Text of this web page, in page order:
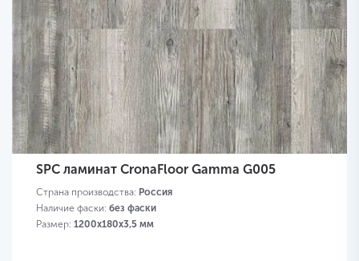
SPC ламинат CronaFloor Gamma G005
Страна производства: Россия
Наличие фаски: без фаски
Размер: 1200х180х3,5 мм